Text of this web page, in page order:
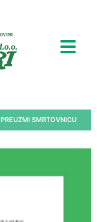
PREUZMI SMRTOVNICU